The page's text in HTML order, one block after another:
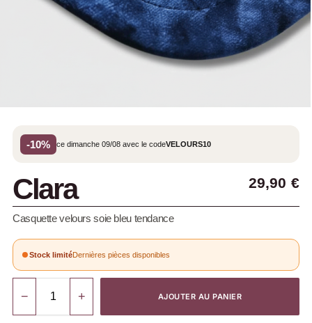
-10% ce dimanche 09/08 avec le codeVELOURS10
Clara 29,90 €
Casquette velours soie bleu tendance
Stock limitéDernières pièces disponibles
− + AJOUTER AU PANIER